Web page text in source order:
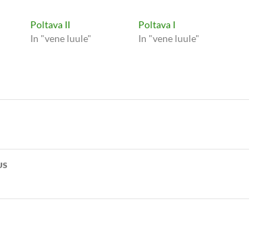
Poltava II
In "vene luule"
Poltava I
In "vene luule"